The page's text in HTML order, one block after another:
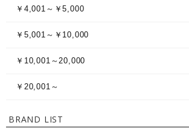
￥4,001～￥5,000
￥5,001～￥10,000
￥10,001～20,000
￥20,001～
BRAND LIST